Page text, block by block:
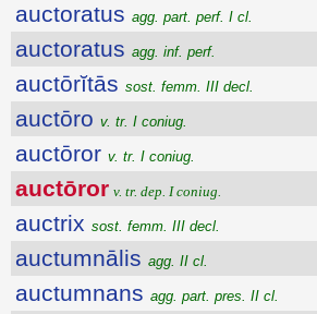
auctoratus agg. part. perf. I cl.
auctoratus agg. inf. perf.
auctōrĭtās sost. femm. III decl.
auctōro v. tr. I coniug.
auctōror v. tr. I coniug.
auctōror v. tr. dep. I coniug.
auctrix sost. femm. III decl.
auctumnālis agg. II cl.
auctumnans agg. part. pres. II cl.